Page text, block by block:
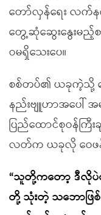
တော်လှန်ရေး လက်
တွေ့ဆုံဆွေးနွေးမည့်
ဝမရှိသေးပေ။
စစ်တပ်၏ ယခုကဲ့သို့
နည်းဗျူဟာအပေါ် အ
ပြည်ထောင်စုဝန်ကြီး
လတ်က ယခုလို ဝေဖ
“သူတို့ကတော့ ဒီလိုပဲလ
တို့ သုံးတဲ့ သဘောဖြ